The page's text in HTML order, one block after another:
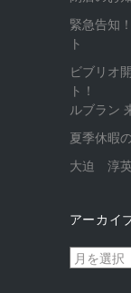
緊急告知
ト
ビブリオ
ト！
ルブラン
夏季休暇
大迫 淳英
アーカイ
ア
ー